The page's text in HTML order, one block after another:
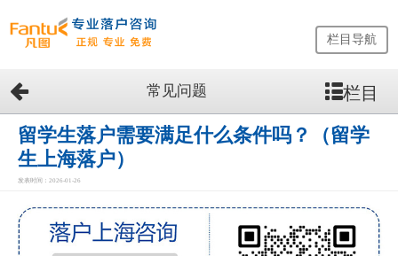
网
站
首
页
留
生
栏目导航
常见问题 栏目
留学生落户需要满足什么条件吗？（留学
生上海落户）
发表时间：2026-01-26